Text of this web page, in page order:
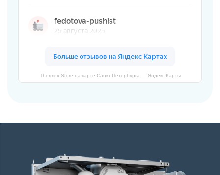
Thermex Store на карте Санкт‑Петербурга — Яндекс Карты